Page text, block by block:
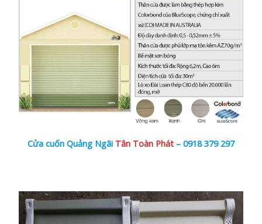
Cửa cuốn Quảng Ngãi Tân Toàn Phát – 0918 379 297